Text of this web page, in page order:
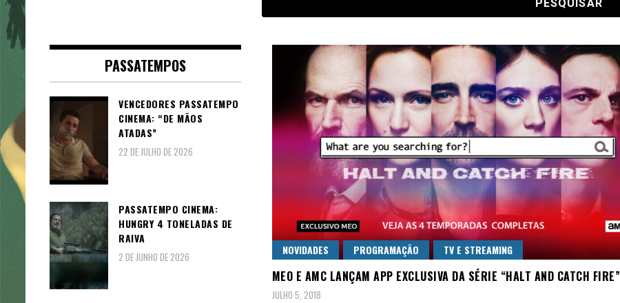
NOVIDADES PROGRAMAÇÃO TV E STREAMING
MEO E AMC LANÇAM APP EXCLUSIVA DA SÉRIE “HALT AND CATCH FIRE”
JULHO 5, 2018
PASSATEMPOS
VENCEDORES PASSATEMPO
CINEMA: “DE MÃOS
ATADAS”
22 DE JULHO DE 2026
PASSATEMPO CINEMA:
HUNGRY 4 TONELADAS DE
RAIVA
2 DE JUNHO DE 2026